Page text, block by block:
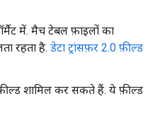
में. मैच टेबल फ़ाइलों का
रहता है. डेटा ट्रांसफ़र 2.0 फ़ील्ड
फ़ील्ड शामिल कर सकते हैं. ये फ़ील्ड